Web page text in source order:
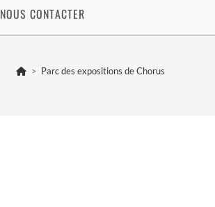
NOUS CONTACTER
> Parc des expositions de Chorus